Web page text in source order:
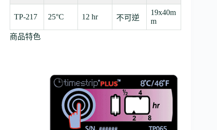
TP-217 25°C 12 hr 不可逆
19x40m
m
商品特色